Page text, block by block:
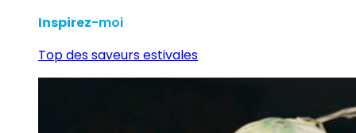
Inspirez-moi
Top des saveurs estivales